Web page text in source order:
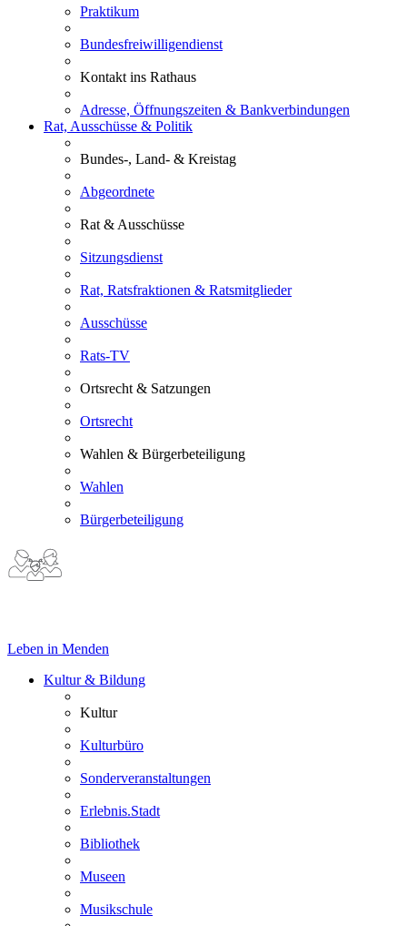
Praktikum
Bundesfreiwilligendienst
Kontakt ins Rathaus
Adresse, Öffnungszeiten & Bankverbindungen
Rat, Ausschüsse & Politik
Bundes-, Land- & Kreistag
Abgeordnete
Rat & Ausschüsse
Sitzungsdienst
Rat, Ratsfraktionen & Ratsmitglieder
Ausschüsse
Rats-TV
Ortsrecht & Satzungen
Ortsrecht
Wahlen & Bürgerbeteiligung
Wahlen
Bürgerbeteiligung
Leben in Menden
Kultur & Bildung
Kultur
Kulturbüro
Sonderveranstaltungen
Erlebnis.Stadt
Bibliothek
Museen
Musikschule